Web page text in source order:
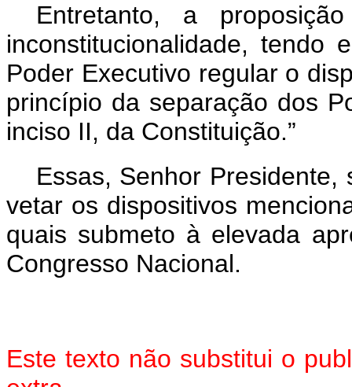
Entretanto, a
inconstitucionalidade,
Poder Executivo regular o
princípio da separação dos
inciso II, da Constituição.”
Essas, Senhor
vetar os dispositivos
quais submeto à elevada
Congresso Nacional.
Este texto não substitui o